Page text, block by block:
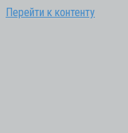
Перейти к контенту